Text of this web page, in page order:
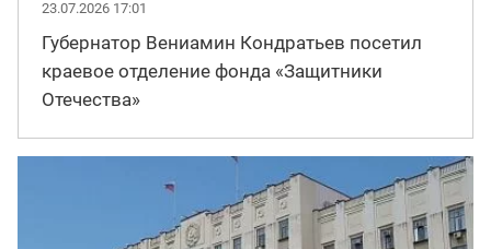
23.07.2026 17:01
Губернатор Вениамин Кондратьев посетил
краевое отделение фонда «Защитники
Отечества»